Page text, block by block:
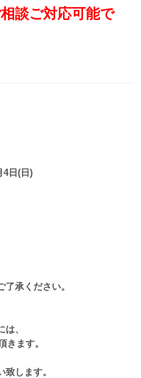
談ご対応可能で
4日(日)
承ください。
、
きます。
します。